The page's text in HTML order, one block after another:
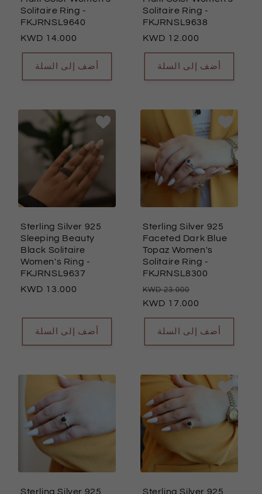
Solitaire Ring -
FKJRNSL9640
السعر
العادي
14.000
أضف إلى السلة
Solitaire Ring -
FKJRNSL9638
السعر
العادي
12.000
أضف إلى السلة
Sterling Silver 925
Sleeping Beauty
Black Solitaire
Women's Ring -
FKJRNSL9637
السعر 13.000
أضف إلى السلة
Sterling Silver 925
Faceted Dark Blue
Topaz Women's
Solitaire Ring -
FKJRNSL8300
السعر
العادي
23.000
البيع17.000
أضف إلى السلة
Sterling Silver 925
Sterling Silver 925